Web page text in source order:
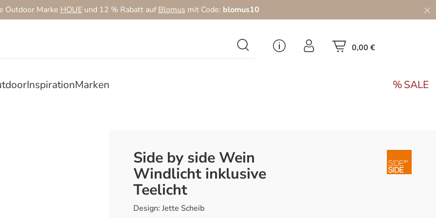
Outdoor Marke HOUEund 12 % Rabatt aufBlomus mit Code: blomus10
0,00 €
InspirationMarken SALE
Side by side Wein
Windlicht inklusive
Teelicht
Design: Jette Scheib